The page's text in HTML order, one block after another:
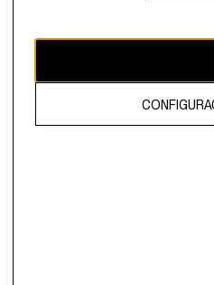
El contenido de esta página web
propiedad de H&M Hennes &